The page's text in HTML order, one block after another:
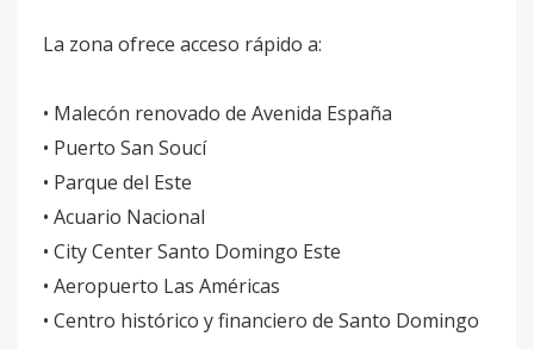
La zona ofrece acceso rápido a:
• Malecón renovado de Avenida España
• Puerto San Soucí
• Parque del Este
• Acuario Nacional
• City Center Santo Domingo Este
• Aeropuerto Las Américas
• Centro histórico y financiero de Santo Domingo